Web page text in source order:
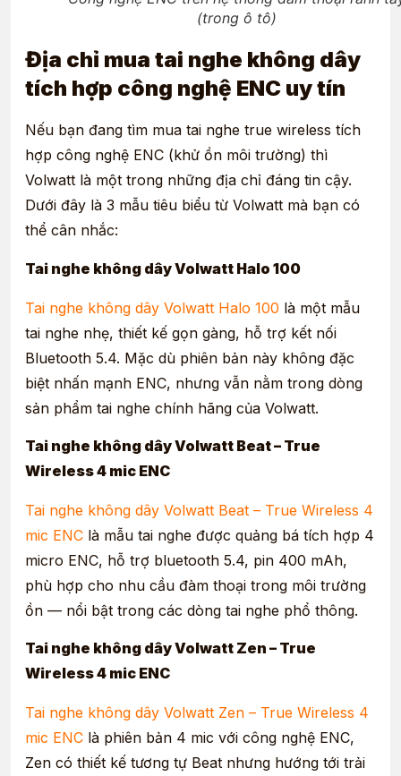
(trong ô tô)
Địa chỉ mua tai nghe không dây
tích hợp công nghệ ENC uy tín
Nếu bạn đang tìm mua tai nghe true wireless tích
hợp công nghệ ENC (khử ồn môi trường) thì
Volwatt là một trong những địa chỉ đáng tin cậy.
Dưới đây là 3 mẫu tiêu biểu từ Volwatt mà bạn có
thể cân nhắc:
Tai nghe không dây Volwatt Halo 100
Tai nghe không dây Volwatt Halo 100 là một mẫu
tai nghe nhẹ, thiết kế gọn gàng, hỗ trợ kết nối
Bluetooth 5.4. Mặc dù phiên bản này không đặc
biệt nhấn mạnh ENC, nhưng vẫn nằm trong dòng
sản phẩm tai nghe chính hãng của Volwatt.
Tai nghe không dây Volwatt Beat – True
Wireless 4 mic ENC
Tai nghe không dây Volwatt Beat – True Wireless 4
mic ENC là mẫu tai nghe được quảng bá tích hợp 4
micro ENC, hỗ trợ bluetooth 5.4, pin 400 mAh,
phù hợp cho nhu cầu đàm thoại trong môi trường
ồn — nổi bật trong các dòng tai nghe phổ thông.
Tai nghe không dây Volwatt Zen – True
Wireless 4 mic ENC
Tai nghe không dây Volwatt Zen – True Wireless 4
mic ENC là phiên bản 4 mic với công nghệ ENC,
Zen có thiết kế tương tự Beat nhưng hướng tới trải